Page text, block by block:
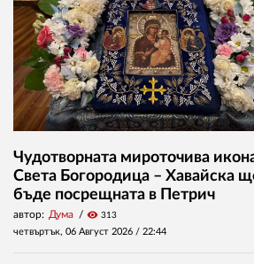
Чудотворната мироточива
Света Богородица – Хавайска
бъде посрещната в Петрич
автор: Дума visibility 313
четвъртък, 06 Август 2026 / 22:44